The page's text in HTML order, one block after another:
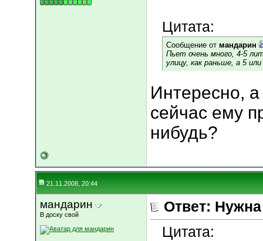
Цитата:
Сообщение от мандарин
Пьет очень много, 4-5
улицу, как раньше, а 5 или
Интересно,
сейчас ему
нибудь?
21.11.2008, 20:44
мандарин
В доску свой
Ответ:
Цитата: